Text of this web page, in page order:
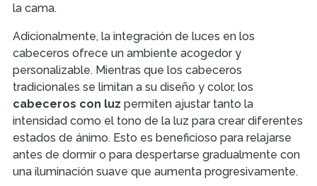
la cama.
Adicionalmente, la integración de luces en los
cabeceros ofrece un ambiente acogedor y
personalizable. Mientras que los cabeceros
tradicionales se limitan a su diseño y color, los
cabeceros con luz permiten ajustar tanto la
intensidad como el tono de la luz para crear diferentes
estados de ánimo. Esto es beneficioso para relajarse
antes de dormir o para despertarse gradualmente con
una iluminación suave que aumenta progresivamente.